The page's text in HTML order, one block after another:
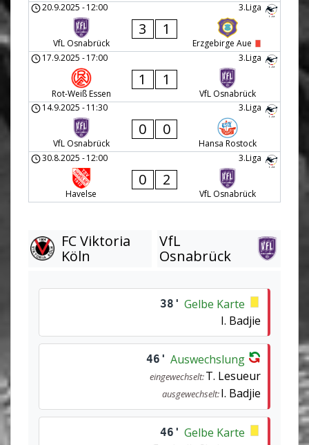
3.Liga
20.9.2025 -12:00
VfL Osnabrück
3 1
Erzgebirge Aue
3.Liga
17.9.2025 -17:00
Rot-Weiß Essen
1 1
VfL Osnabrück
3.Liga
14.9.2025 -11:30
VfL Osnabrück
0 0
Hansa Rostock
3.Liga
30.8.2025 -12:00
Havelse
0 2
VfL Osnabrück
FC Viktoria
Köln
VfL
Osnabrück
38' Gelbe Karte
I. Badjie
46' Auswechslung
eingewechselt:T. Lesueur
ausgewechselt:I. Badjie
46' Gelbe Karte